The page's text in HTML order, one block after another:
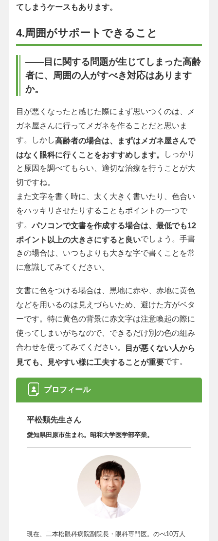
てしまうケースもあります。
4.周囲がサポートできること
――目に関する問題が生じてしまった高齢
者に、周囲の人がすべき対応はあります
か。
目が悪くなったと感じた際にまず思いつくのは、メ
ガネ屋さんに行ってメガネを作ることだと思いま
す。しかし高齢者の場合は、まずはメガネ屋さんで
はなく眼科に行くことをおすすめします。
しっかり
と原因を調べてもらい、適切な治療を行うことが大
切ですね。
また文字を書く時に、太く大きく書いたり、色合い
をハッキリさせたりすることもポイントの一つで
す。 パソコンで文書を作成する場合は、最低でも12
ポイント以上の大きさにすると良いでしょう。手書
きの場合は、いつもよりも大きな字で書くことを常
に意識してみてください。
文書に色をつける場合は、黒地に赤や、赤地に黄色
などを用いるのは見えづらいため、避けた方がベタ
ーです。特に黄色の背景に赤文字は注意喚起の際に
使ってしまいがちなので、できるだけ別の色の組み
合わせを使ってみてください。
目が悪くない人から
見ても、見やすい様に工夫することが重要です。
プロフィール
平松類先生さん
愛知県田原市生まれ。昭和大学医学部卒業。
現在、二本松眼科病院副院長・眼科専門医。のべ10万人